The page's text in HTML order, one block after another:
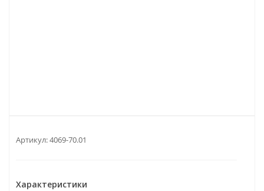
Артикул:4069-70.01
Характеристики